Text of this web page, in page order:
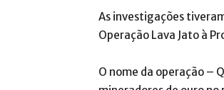
As investigações
Operação Lava Jato à
O nome da operação –